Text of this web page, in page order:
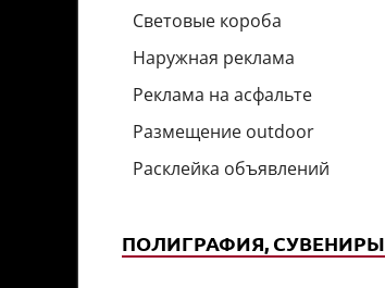
Световые короба
Наружная реклама
Реклама на асфальте
Размещение outdoor
Расклейка объявлений
ПОЛИГРАФИЯ, СУВЕНИРЫ